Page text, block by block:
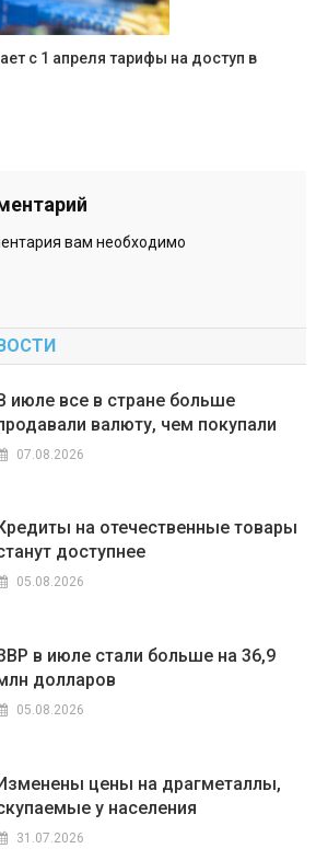
с 1 апреля тарифы на доступ в
вам необходимо
июле все в стране больше
валюту, чем покупали
07.08.2026
Кредиты на отечественные товары
доступнее
05.08.2026
в июле стали больше на 36,9
долларов
05.08.2026
цены на драгметаллы,
у населения
31.07.2026